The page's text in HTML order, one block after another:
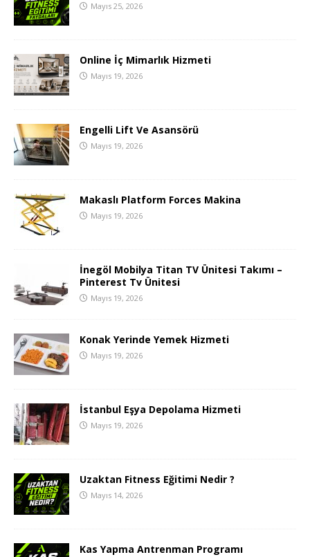
Mayıs 25, 2026
Online İç Mimarlık Hizmeti
Mayıs 19, 2026
Engelli Lift Ve Asansörü
Mayıs 19, 2026
Makaslı Platform Forces Makina
Mayıs 19, 2026
İnegöl Mobilya Titan TV Ünitesi Takımı –
Pinterest Tv Ünitesi
Mayıs 19, 2026
Konak Yerinde Yemek Hizmeti
Mayıs 19, 2026
İstanbul Eşya Depolama Hizmeti
Mayıs 19, 2026
Uzaktan Fitness Eğitimi Nedir ?
Mayıs 14, 2026
Kas Yapma Antrenman Programı